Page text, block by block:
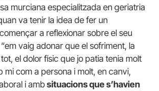
murciana especialitzada en geriatria
va tenir la idea de fer un
a reflexionar sobre el seu
vaig adonar que el sofriment, la
el dolor físic que jo patia tenia molt
mi com a persona i molt, en canvi,
i ambsituacions que s’havien